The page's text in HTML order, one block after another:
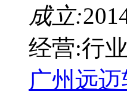
成立:
经营:行
广州远